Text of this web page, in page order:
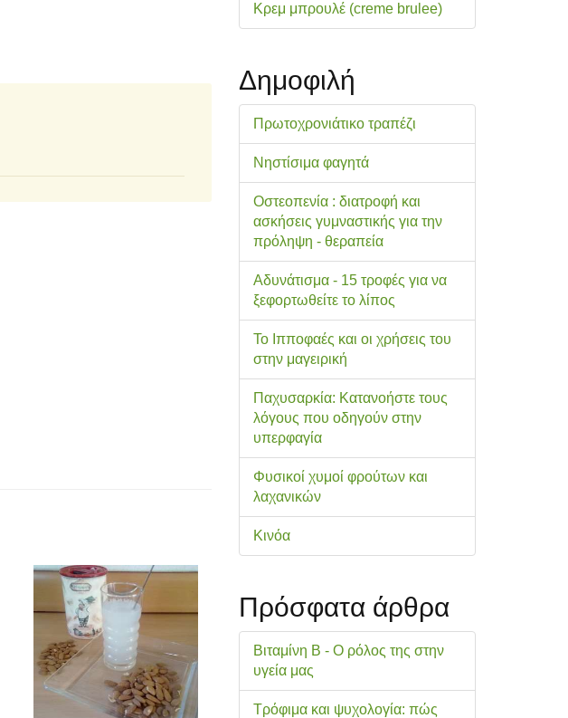
Κρεμ μπρουλέ (creme brulee)
Δημοφιλή
Πρωτοχρονιάτικο τραπέζι
Νηστίσιμα φαγητά
Οστεοπενία : διατροφή και
ασκήσεις γυμναστικής για την
πρόληψη - θεραπεία
Αδυνάτισμα - 15 τροφές για να
ξεφορτωθείτε το λίπος
Το Ιπποφαές και οι χρήσεις του
στην μαγειρική
Παχυσαρκία: Κατανοήστε τους
λόγους που οδηγούν στην
υπερφαγία
Φυσικοί χυμοί φρούτων και
λαχανικών
Κινόα
Πρόσφατα άρθρα
Βιταμίνη Β - Ο ρόλος της στην
υγεία μας
Τρόφιμα και ψυχολογία: πώς